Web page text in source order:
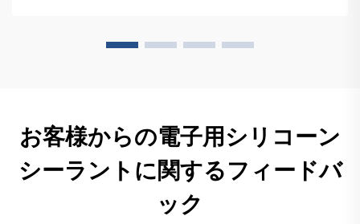
お客様からの電子用シリコーン
シーラントに関するフィードバ
ック